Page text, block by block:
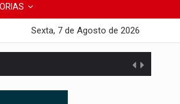
Sexta, 7 de Agosto de 2026